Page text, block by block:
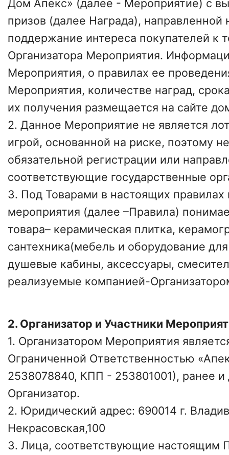
Дом Апекс» (далее - Мероприятие) с
призов (далее Награда),
поддержание интереса покупателей к
Организатора Мероприятия.
Мероприятия, о правилах ее
Мероприятия, количестве наград,
их получения размещается на сайте
2. Данное Мероприятие не является
игрой, основанной на риске, поэтому
обязательной регистрации или
соответствующие государственные
3. Под Товарами в настоящих правилах
мероприятия (далее –Правила)
товара– керамическая плитка,
сантехника(мебель и оборудование
душевые кабины, аксессуары,
реализуемые компанией-
2. Организатор и Участники
1. Организатором Мероприятия
Ограниченной Ответственностью
2538078840, КПП - 253801001), ранее и
Организатор.
2. Юридический адрес: 690014 г.
Некрасовская,100
3. Лица, соответствующие настоящим